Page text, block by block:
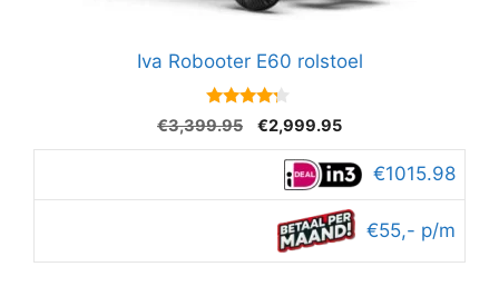
Iva Robooter E60 rolstoel
4.1
van 5
€3,399.95
Oorspronkelijke
prijs
was:
€3,399.95.
€2,999.95Huidige
prijs
is:
€2,999.95.
€1015.98
€55,- p/m